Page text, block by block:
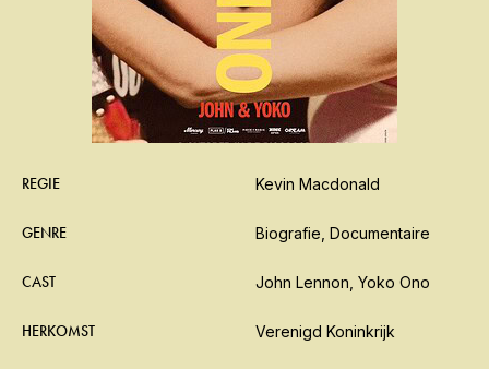
REGIE Kevin Macdonald
GENRE Biografie, Documentaire
CAST John Lennon, Yoko Ono
HERKOMST Verenigd Koninkrijk